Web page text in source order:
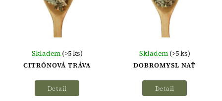
CITRÓNOVÁ TRÁVA
Skladem (>5 ks)
Detail
DOBROMYSL NAŤ
Skladem (>5 ks)
Detail